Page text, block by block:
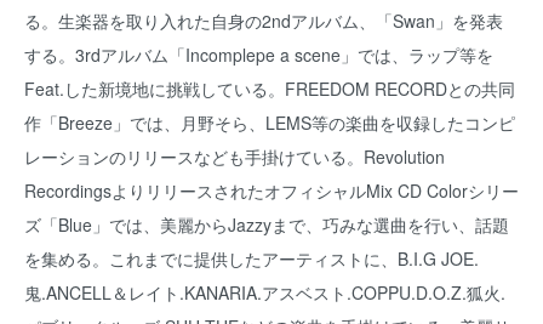
る。生楽器を取り入れた自身の2ndアルバム、「Swan」を発表
する。3rdアルバム「Incomplepe a scene」では、ラップ等を
Feat.した新境地に挑戦している。FREEDOM RECORDとの共同
作「Breeze」では、月野そら、LEMS等の楽曲を収録したコンピ
レーションのリリースなども手掛けている。Revolution
RecordingsよりリリースされたオフィシャルMix CD Colorシリー
ズ「Blue」では、美麗からJazzyまで、巧みな選曲を行い、話題
を集める。これまでに提供したアーティストに、B.I.G JOE.
鬼.ANCELL＆レイト.KANARIA.アスベスト.COPPU.D.O.Z.狐火.